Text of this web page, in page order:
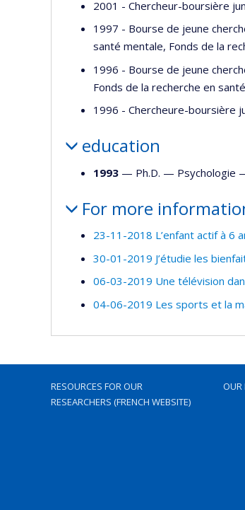
2001 - Chercheur-boursière
1997 - Bourse de jeune
santé mentale, Fonds de la
1996 - Bourse de jeune
Fonds de la recherche en
1996 - Chercheure-boursière
education
1993 — Ph.D. — Psychologie
For more
23-11-2018 L’enfant actif à 6
30-01-2019 J’étudie les
06-03-2019 Une télévision
04-06-2019 Les sports et la
RESOURCES FOR OUR
RESEARCHERS (FRENCH WEBSITE)
OUR